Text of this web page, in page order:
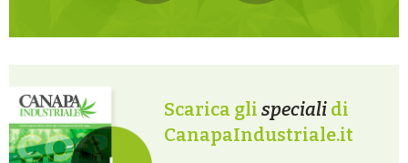
Scarica gli speciali di
CanapaIndustriale.it